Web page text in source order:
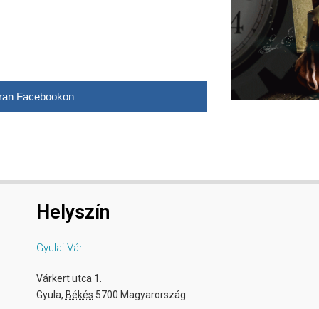
Facebookon
Helyszín
Gyulai Vár
Várkert utca 1.
Gyula, Békés 5700 Magyarország